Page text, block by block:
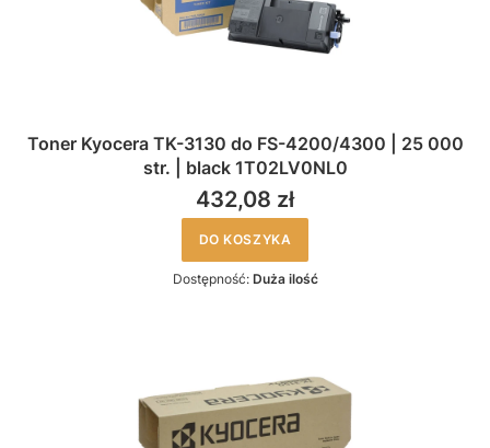
Toner Kyocera TK-3130 do FS-4200/4300 | 25 000
str. | black 1T02LV0NL0
432,08 zł
DO KOSZYKA
Dostępność: Duża ilość